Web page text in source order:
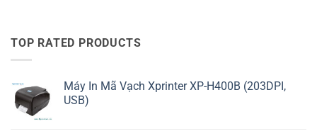
TOP RATED PRODUCTS
Máy In Mã Vạch Xprinter XP-H400B (203DPI,
USB)